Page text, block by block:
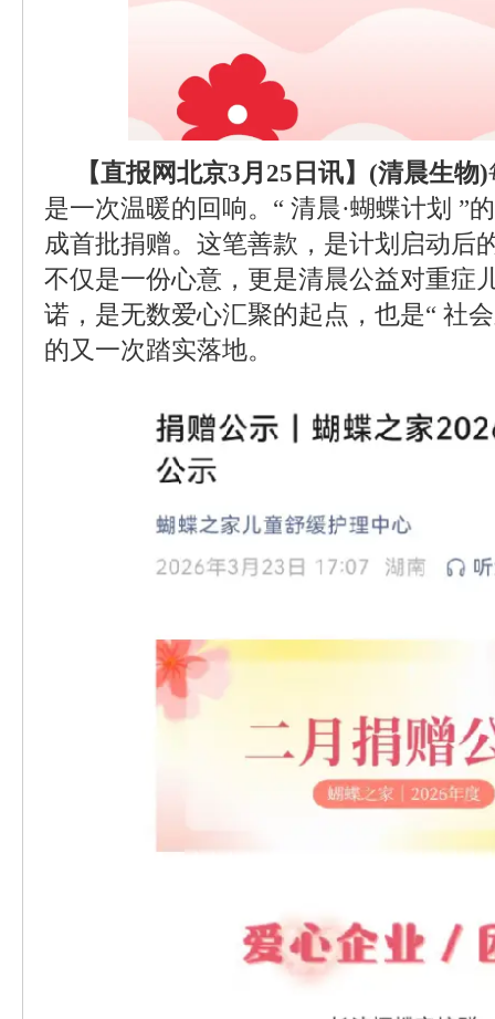
【直报网北京3月25日讯】(清晨生物)
是一次温暖的回响。“ 清晨·蝴蝶计划 ”
成首批捐赠。这笔善款，是计划启动后
不仅是一份心意，更是清晨公益对重症
诺，是无数爱心汇聚的起点，也是“ 社
的又一次踏实落地。